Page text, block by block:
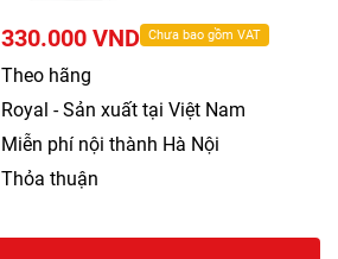
330.000 VND Chưa bao gồm VAT
Theo hãng
Royal - Sản xuất tại Việt Nam
Miễn phí nội thành Hà Nội
Thỏa thuận